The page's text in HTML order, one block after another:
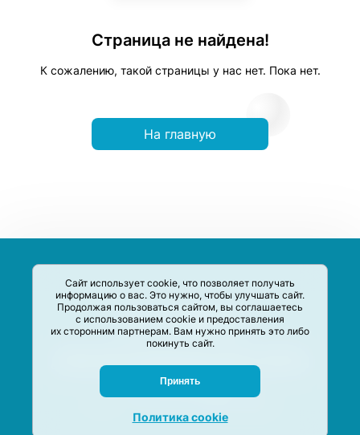
Сайт использует cookie, что позволяет получать
информацию о вас. Это нужно, чтобы улучшать сайт.
Продолжая пользоваться сайтом, вы соглашаетесь
с использованием cookie и предоставления
их сторонним партнерам. Вам нужно принять это либо
покинуть сайт.
Принять
Политика cookie
Страница не найдена!
К сожалению, такой страницы у нас нет. Пока нет.
На главную
систематизации акций и скидок на товары и услуги в РФ
Задать вопрос
© M-Social production 2020 –2026